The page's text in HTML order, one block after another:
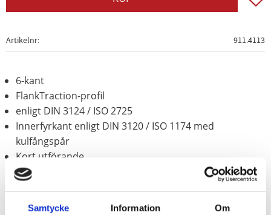
Samtycke Information Om
Artikelnr 911.4113
6-kant
FlankTraction-profil
enligt DIN 3124 / ISO 2725
Innerfyrkant enligt DIN 3120 / ISO 1174 med
kulfångspår
Kort utförande
för manuell hantering
Krom vanadium